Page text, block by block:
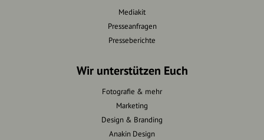
Mediakit
Presseanfragen
Presseberichte
Wir unterstützen Euch
Fotografie & mehr
Marketing
Design & Branding
Anakin Design